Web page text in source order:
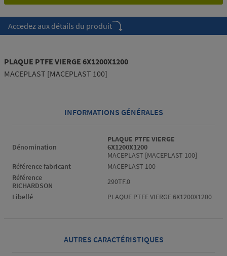
Accedez aux détails du produit
PLAQUE PTFE VIERGE 6X1200X1200
MACEPLAST [MACEPLAST 100]
INFORMATIONS GÉNÉRALES
Dénomination
PLAQUE PTFE VIERGE
6X1200X1200
MACEPLAST [MACEPLAST 100]
Référence fabricant
MACEPLAST 100
Référence
RICHARDSON
290TF.0
Libellé
PLAQUE PTFE VIERGE 6X1200X1200
AUTRES CARACTÉRISTIQUES